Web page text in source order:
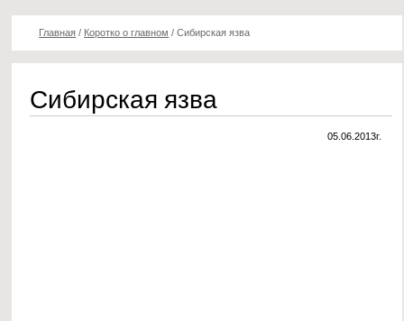
Главная / Коротко о главном /Сибирская язва
Сибирская язва
05.06.2013г.